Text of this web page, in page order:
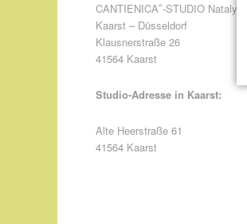
CANTIENICA®-STUDIO Nataly
Kaarst – Düsseldorf
Klausnerstraße 26
41564 Kaarst
Studio-Adresse in Kaarst:
Alte Heerstraße 61
41564 Kaarst